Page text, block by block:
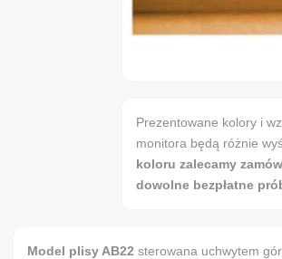
Prezentowane kolory i
monitora będą różnie
koloru zalecamy
dowolne bezpłatne
Model plisy AB22 sterowana uchwytem